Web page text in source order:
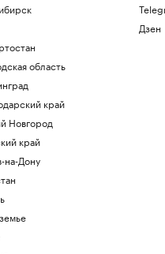
область
край
Новгород
край
на-Дону
Дзен